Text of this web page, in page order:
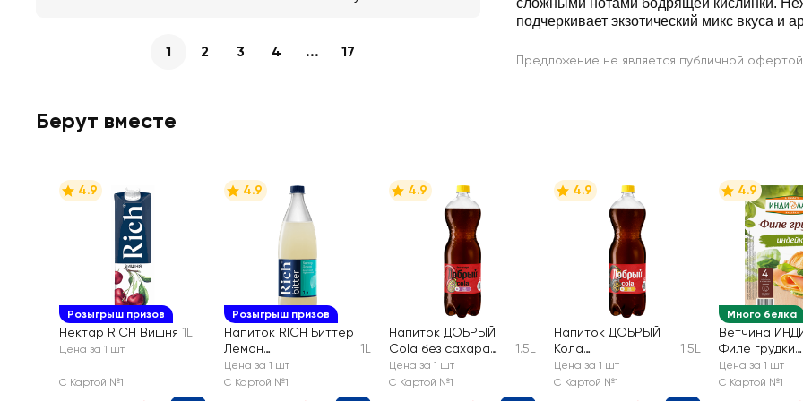
сложными нотами бодрящей кислинки.
подчеркивает экзотический микс вкуса и
Предложение не является публичной офертой
1 2 3 4 ... 17
Берут вместе
Розыгрыш призов
4.9
Нектар RICH Вишня 1L
Цена за 1 шт
С Картой №1
Розыгрыш призов
4.9
Напиток RICH Биттер
Лемон
сильногазированный
1L
Цена за 1 шт
С Картой №1
4.9
Напиток ДОБРЫЙ
Cola без сахара
сильногазированны
й
1.5L
Цена за 1 шт
С Картой №1
4.9
Напиток ДОБРЫЙ
Кола
низкокалорийный
газированный
1.5L
Цена за 1 шт
С Картой №1
Много белка
4.9
Ветчина
Филе грудки
индейки,
Цена за 1 шт
С Картой №1